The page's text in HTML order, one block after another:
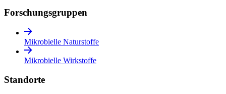
Forschungs­gruppen
Mikrobielle Naturstoffe
Mikrobielle Wirkstoffe
Standorte